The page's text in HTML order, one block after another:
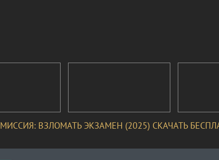
МИССИЯ: ВЗЛОМАТЬ ЭКЗАМЕН (2025) СКАЧАТЬ